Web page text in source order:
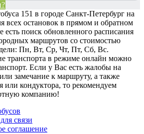
151 в городе Санкт-Петербург на
всех остановок в прямом и обратном
есть поиск обновленного расписания
маршрутов со стоимостью
Пн, Вт, Ср, Чт, Пт, Сб, Вс.
транспорта в режиме онлайн можно
Если у Вас есть жалобы на
замечание к маршруту, а также
или кондуктора, то рекомендуем
компанию!
связи
соглашение